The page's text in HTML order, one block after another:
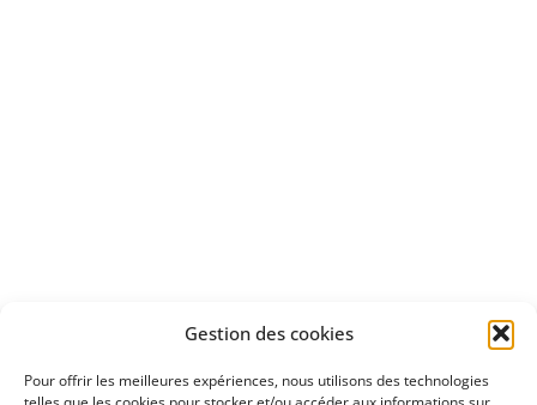
Gestion des cookies
Pour offrir les meilleures expériences, nous utilisons des technologies
Découvrez